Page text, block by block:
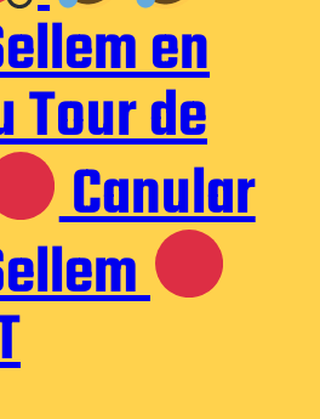
en
Tour de
Canular